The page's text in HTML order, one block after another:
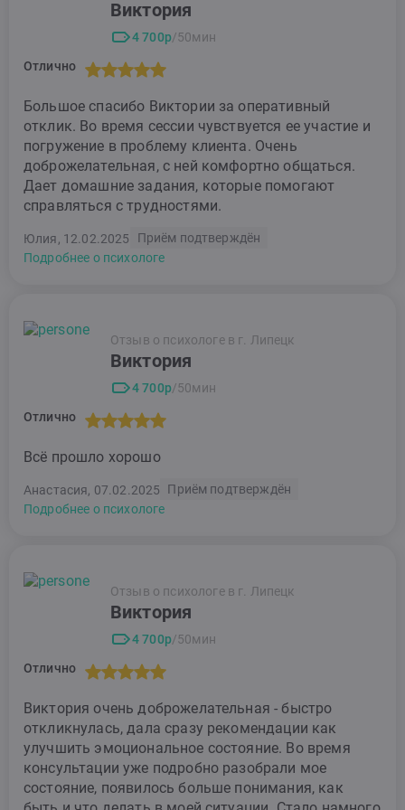
Виктория
4 700р/50мин
Отлично
Большое спасибо Виктории за оперативный
отклик. Во время сессии чувствуется ее участие и
погружение в проблему клиента. Очень
доброжелательная, с ней комфортно общаться.
Дает домашние задания, которые помогают
справляться с трудностями.
Юлия, 12.02.2025
Приём подтверждён
Подробнее о психологе
Отзыв о психологе в г. Липецк
Виктория
4 700р/50мин
Отлично
Всё прошло хорошо
Анастасия, 07.02.2025
Приём подтверждён
Подробнее о психологе
Отзыв о психологе в г. Липецк
Виктория
4 700р/50мин
Отлично
Виктория очень доброжелательная - быстро
откликнулась, дала сразу рекомендации как
улучшить эмоциональное состояние. Во время
консультации уже подробно разобрали мое
состояние, появилось больше понимания, как